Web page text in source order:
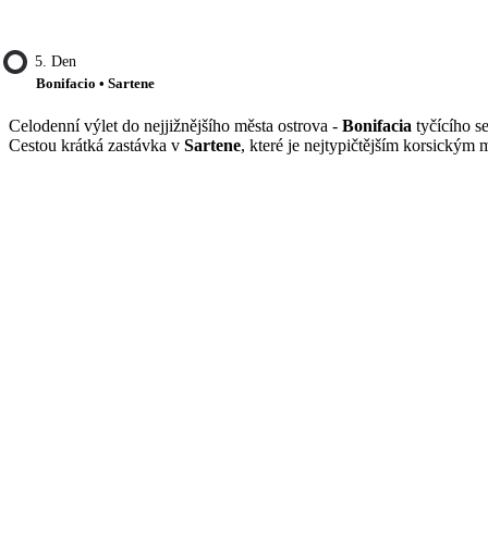
5. Den
Bonifacio • Sartene
Celodenní výlet do nejjižnějšího města ostrova - Bonifacia tyčícího
Cestou krátká zastávka v Sartene, které je nejtypičtějším korsickým